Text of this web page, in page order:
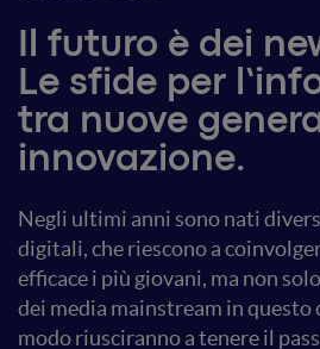
Il futuro è dei
Le sfide per
tra nuove
innovazione.
Negli ultimi anni sono nati
digitali, che riescono a
efficace i più giovani, ma non
dei media mainstream in questo
modo riusciranno a tenere il